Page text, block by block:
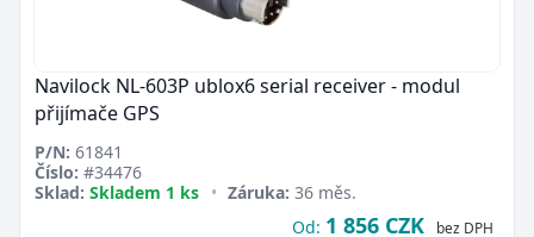
Navilock NL-603P ublox6 serial receiver - modul
přijímače GPS
P/N: 61841
Číslo: #34476
Sklad: Skladem 1 ks • Záruka: 36 měs.
Od: 1 856 CZK bez DPH